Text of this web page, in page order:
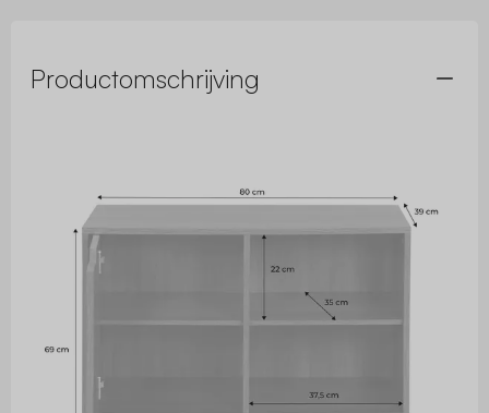
Productomschrijving